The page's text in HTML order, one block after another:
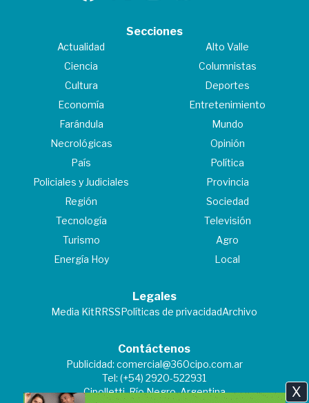
Secciones
Actualidad
Alto Valle
Ciencia
Columnistas
Cultura
Deportes
Economía
Entretenimiento
Farándula
Mundo
Necrológicas
Opinión
País
Política
Policiales y Judiciales
Provincia
Región
Sociedad
Tecnología
Televisión
Turismo
Agro
Energía Hoy
Local
Legales
Media KitRRSSPolíticas de privacidadArchivo
Contáctenos
Publicidad: comercial@360cipo.com.ar
Tel: (+54) 2920-522931
Cipolletti, Río Negro, Argentina
X